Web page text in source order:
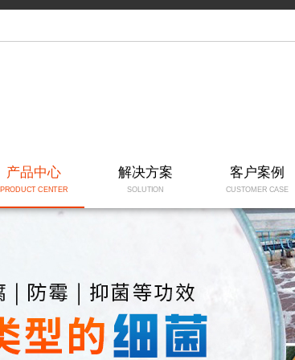
产品中心
PRODUCT CENTER
解决方案
SOLUTION
客户案例
CUSTOMER CASE